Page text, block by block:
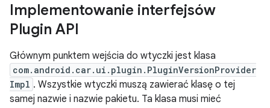
Implementowanie interfejsów
Plugin API
Głównym punktem wejścia do wtyczki jest klasa
com.android.car.ui.plugin.PluginVersionProvider
Impl . Wszystkie wtyczki muszą zawierać klasę o tej
samej nazwie i nazwie pakietu. Ta klasa musi mieć